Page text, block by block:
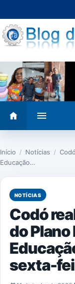
para
o
conteúdo
menu
Início / Notícias /
Educação…
NOTÍCIAS
Codó
do
sexta-